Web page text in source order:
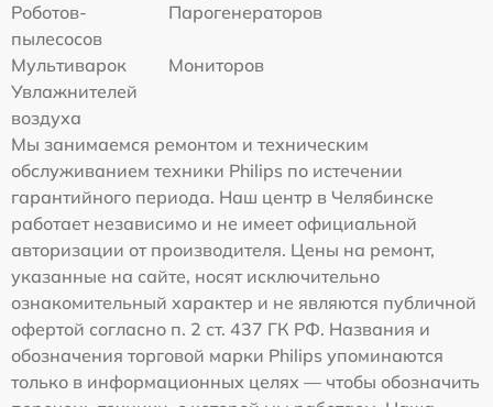
Роботов-
пылесосов
Парогенераторов
Мультиварок
Мониторов
Увлажнителей
воздуха
Мы занимаемся ремонтом и техническим
обслуживанием техники Philips по истечении
гарантийного периода. Наш центр в Челябинске
работает независимо и не имеет официальной
авторизации от производителя. Цены на ремонт,
указанные на сайте, носят исключительно
ознакомительный характер и не являются публичной
офертой согласно п. 2 ст. 437 ГК РФ. Названия и
обозначения торговой марки Philips упоминаются
только в информационных целях — чтобы обозначить